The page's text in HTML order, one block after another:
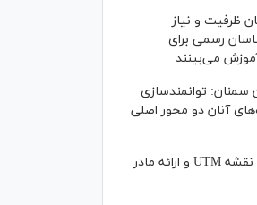
ظرفیت و نیاز
رسمی برای
می‌بینند
سمنان: توانمندسازی
آنان دو محور اصلی
جزئیات ثبت ادعا، تهیه نقشه UTM و ارائه مادر